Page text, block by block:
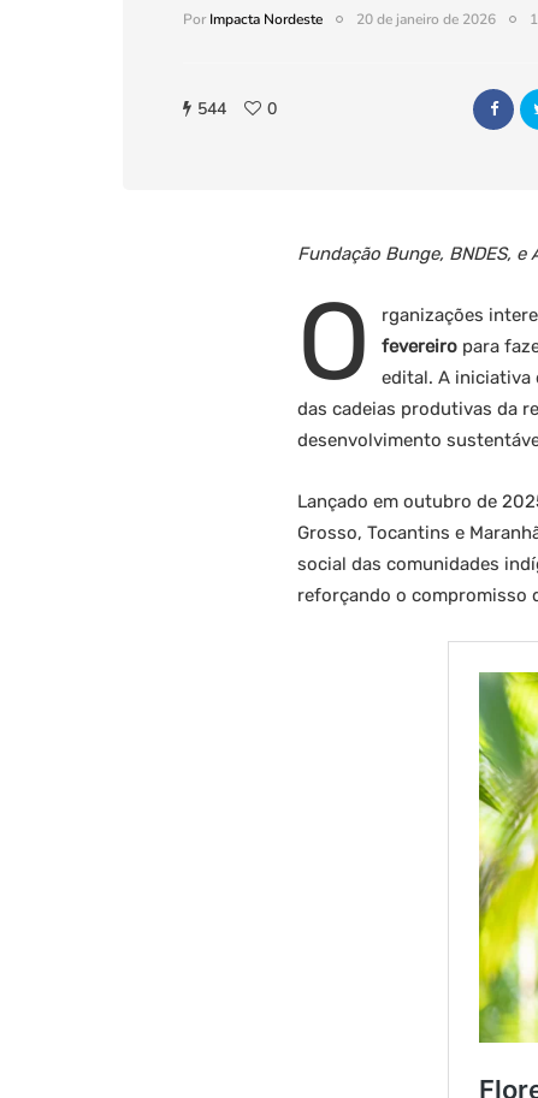
PorImpacta Nordeste 20 de janeiro de 2026
544 0
Fundação Bunge, BNDES,
O rganizações
fevereiro para
edital. A iniciativa
das cadeias produtivas da
desenvolvimento
Lançado em outubro de
Grosso, Tocantins e
social das comunidades
reforçando o compromisso